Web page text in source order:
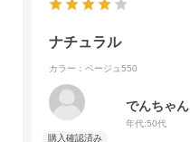
ナチュラル
カラー：ベージュ550
でんちゃん
年代:50代